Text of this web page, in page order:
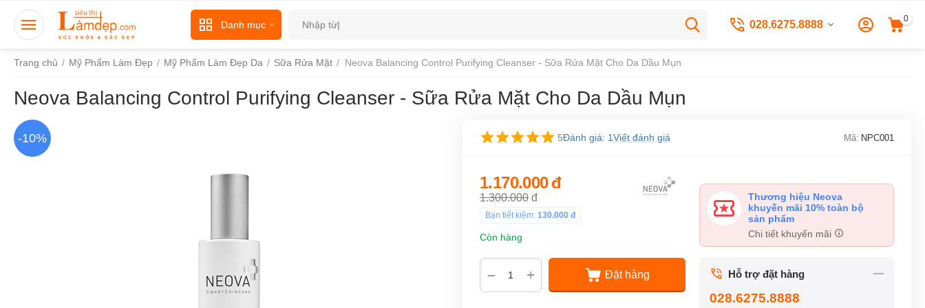
Danh mục 028.6275.8888 0
Trang chủ / Mỹ Phẩm Làm Đẹp / Mỹ Phẩm Làm Đẹp Da / Sữa Rửa Mặt / Neova Balancing Control Purifying Cleanser - Sữa Rửa Mặt Cho Da Dầu Mụn
Neova Balancing Control Purifying Cleanser - Sữa Rửa Mặt Cho Da Dầu Mụn
-10%
5Đánh giá: 1Viết đánh giá Mã: NPC001
1.170.000đ
1.300.000 đ
Bạn tiết kiệm: 130.000 đ
Còn hàng
+
− Đặt hàng
Thương hiệu Neova
khuyến mãi 10% toàn bộ
sản phẩm
Chi tiết khuyến mãi
Hỗ trợ đặt hàng
028.6275.8888